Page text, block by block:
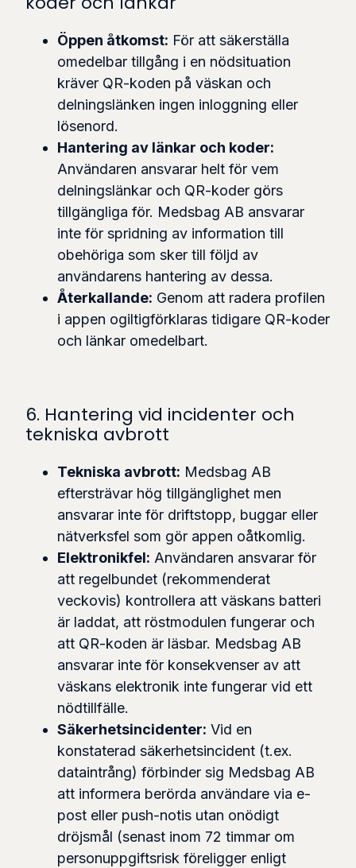
Öppen åtkomst: För att säkerställa
omedelbar tillgång i en nödsituation
kräver QR-koden på väskan och
delningslänken ingen inloggning eller
lösenord.
Hantering av länkar och koder:
Användaren ansvarar helt för vem
delningslänkar och QR-koder görs
tillgängliga för. Medsbag AB ansvarar
inte för spridning av information till
obehöriga som sker till följd av
användarens hantering av dessa.
Återkallande: Genom att radera profilen
i appen ogiltigförklaras tidigare QR-koder
och länkar omedelbart.
6. Hantering vid incidenter och
tekniska avbrott
Tekniska avbrott: Medsbag AB
eftersträvar hög tillgänglighet men
ansvarar inte för driftstopp, buggar eller
nätverksfel som gör appen oåtkomlig.
Elektronikfel: Användaren ansvarar för
att regelbundet (rekommenderat
veckovis) kontrollera att väskans batteri
är laddat, att röstmodulen fungerar och
att QR-koden är läsbar. Medsbag AB
ansvarar inte för konsekvenser av att
väskans elektronik inte fungerar vid ett
nödtillfälle.
Säkerhetsincidenter: Vid en
konstaterad säkerhetsincident (t.ex.
dataintrång) förbinder sig Medsbag AB
att informera berörda användare via e-
post eller push-notis utan onödigt
dröjsmål (senast inom 72 timmar om
personuppgiftsrisk föreligger enligt